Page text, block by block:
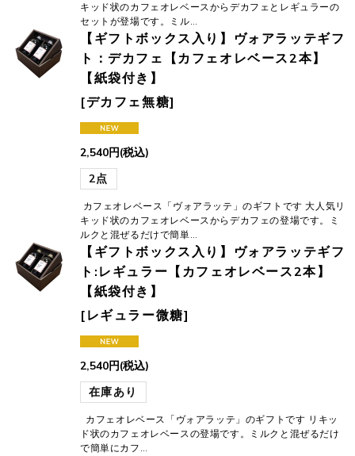
キッド状のカフェオレベースからデカフェとレギュラーの
セットが登場です。ミル…
【ギフトボックス入り】ヴォアラッテギフ
ト：デカフェ【カフェオレベース2本】
【紙袋付き】
[デカフェ無糖]
2,540円(税込)
2点
カフェオレベース「ヴォアラッテ」のギフトです 大人気リ
キッド状のカフェオレベースからデカフェの登場です。ミ
ルクと混ぜるだけで簡単…
【ギフトボックス入り】ヴォアラッテギフ
ト:レギュラー【カフェオレベース2本】
【紙袋付き】
[ レギュラー微糖]
2,540円(税込)
在庫あり
カフェオレベース「ヴォアラッテ」のギフトです リキッ
ド状のカフェオレベースの登場です。ミルクと混ぜるだけ
で簡単にカフ…